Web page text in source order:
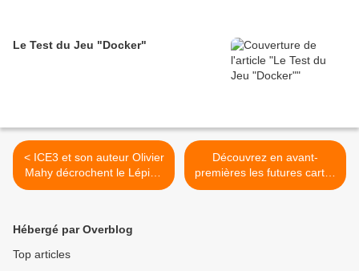
Le Test du Jeu "Docker"
< ICE3 et son auteur Olivier
Mahy décrochent le Lépine
d'Or!
Découvrez en avant-
premières les futures cartes
du jeu Temple ! >
Hébergé par Overblog
Top articles